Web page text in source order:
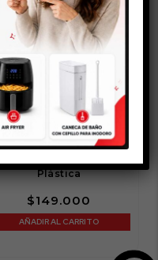
Cava Nevera 27 Litros
Plástica
$149.000
AÑADIR AL CARRITO